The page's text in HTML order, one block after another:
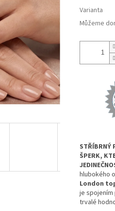
Varianta
Můžeme
STŘÍBRNÝ
ŠPERK,
hlubokého
London
je
trvalé